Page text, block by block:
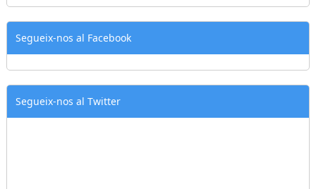
Segueix-nos al Facebook
Segueix-nos al Twitter